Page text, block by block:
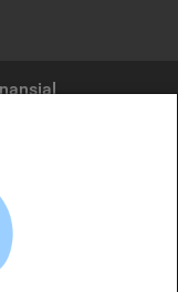
yang terdaftar di
keuangan yang
jasa keuangan yang
jawab atas tuntutan